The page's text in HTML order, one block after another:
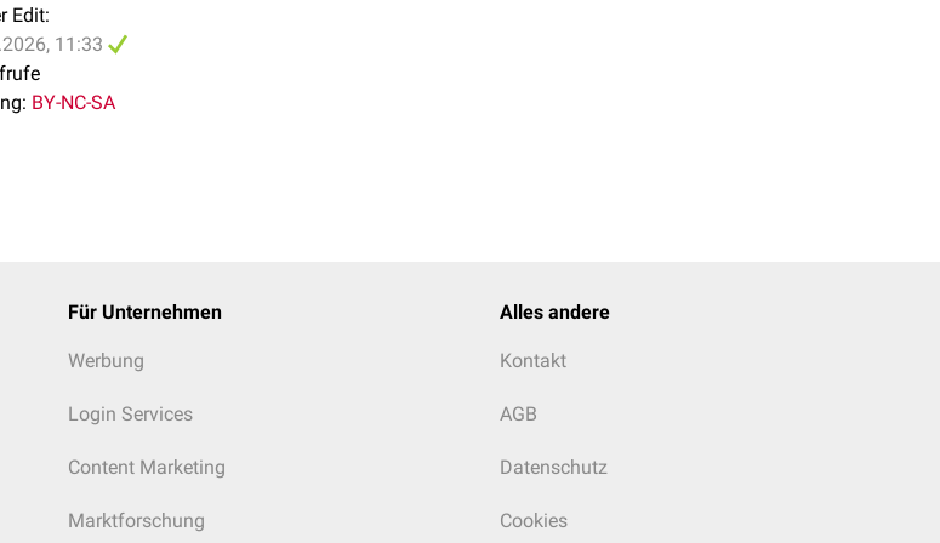
Edit:
11:33
BY-NC-SA
Für Unternehmen
Werbung
Login Services
Content Marketing
Marktforschung
Alles andere
Kontakt
AGB
Datenschutz
Cookies